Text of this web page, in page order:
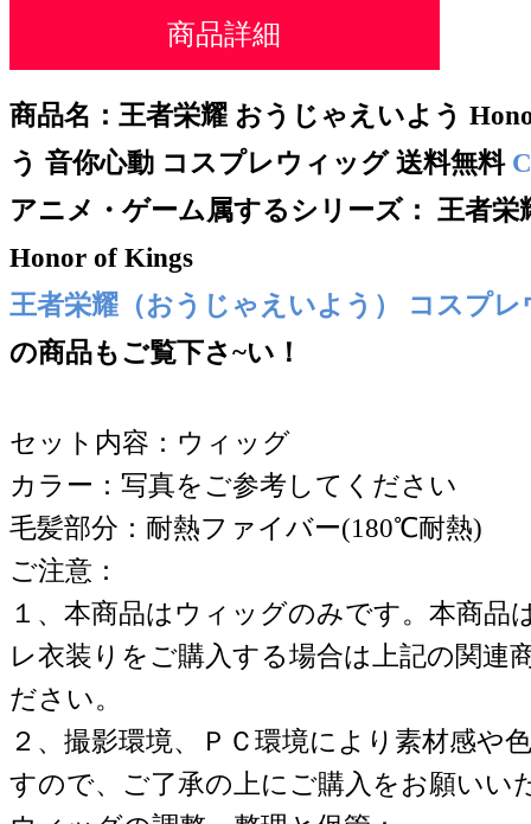
商品詳細
商品名：王者栄耀 おうじゃえいよう
う 音你心動 コスプレウィッグ送料無料
アニメ・ゲーム属するシリーズ： 王者栄
Honor of Kings
王者栄耀（おうじゃえいよう） コスプレ
の商品もご覧下さ~い！
セット内容：ウィッグ
カラー：写真をご参考してください
毛髪部分：耐熱ファイバー(180℃耐熱)
ご注意：
１、本商品はウィッグのみです。本商
レ衣装りをご購入する場合は上記の関連
ださい。
２、撮影環境、ＰＣ環境により素材感や
すので、ご了承の上にご購入をお願いい